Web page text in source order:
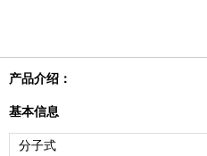
产品介绍：
基本信息
分子式